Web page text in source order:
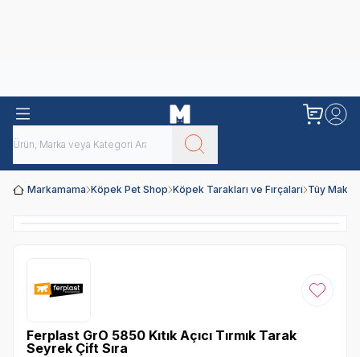
Markamama Köpek Pet Shop Köpek Tarakları ve Fırçaları Tüy
Favoriye
Ferplast GrO 5850 Kıtık Açıcı Tırmık Tarak
Seyrek Çift Sıra